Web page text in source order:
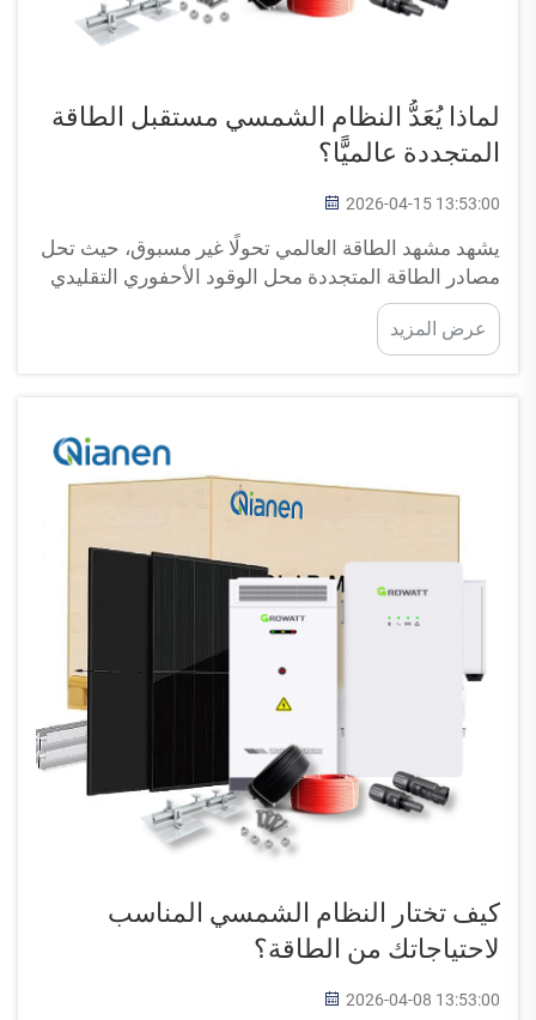
لماذا يُعَدُّ النظام الشمسي مستقبل الطاقة
المتجددة عالميًّا؟
2026-04-15 13:53:00
يشهد مشهد الطاقة العالمي تحولًا غير مسبوق، حيث تحل
مصادر الطاقة المتجددة محل الوقود الأحفوري التقليدي
بسرعة في مختلف القطاعات والتطبيقات السكنية. ومن
بين جميع تقنيات الطاقة المتجددة، يبرز النظام
الشمسي...
عرض المزيد
كيف تختار النظام الشمسي المناسب
لاحتياجاتك من الطاقة؟
2026-04-08 13:53:00